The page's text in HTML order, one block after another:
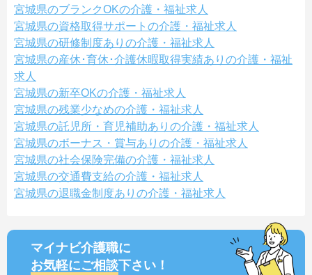
宮城県のブランクOKの介護・福祉求人
宮城県の資格取得サポートの介護・福祉求人
宮城県の研修制度ありの介護・福祉求人
宮城県の産休･育休･介護休暇取得実績ありの介護・福祉
求人
宮城県の新卒OKの介護・福祉求人
宮城県の残業少なめの介護・福祉求人
宮城県の託児所・育児補助ありの介護・福祉求人
宮城県のボーナス・賞与ありの介護・福祉求人
宮城県の社会保険完備の介護・福祉求人
宮城県の交通費支給の介護・福祉求人
宮城県の退職金制度ありの介護・福祉求人
マイナビ介護職に
お気軽にご相談下さい！